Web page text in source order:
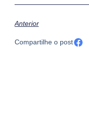
Anterior
Compartilhe o post